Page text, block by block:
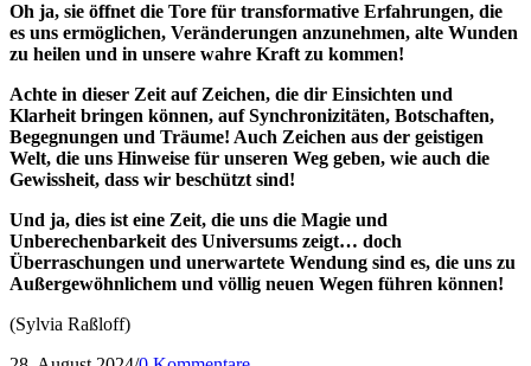
Oh ja, sie öffnet die Tore für transformative Erfahrungen, die
es uns ermöglichen, Veränderungen anzunehmen, alte Wunden
zu heilen und in unsere wahre Kraft zu kommen!
Achte in dieser Zeit auf Zeichen, die dir Einsichten und
Klarheit bringen können, auf Synchronizitäten, Botschaften,
Begegnungen und Träume! Auch Zeichen aus der geistigen
Welt, die uns Hinweise für unseren Weg geben, wie auch die
Gewissheit, dass wir beschützt sind!
Und ja, dies ist eine Zeit, die uns die Magie und
Unberechenbarkeit des Universums zeigt… doch
Überraschungen und unerwartete Wendung sind es, die uns zu
Außergewöhnlichem und völlig neuen Wegen führen können!
(Sylvia Raßloff)